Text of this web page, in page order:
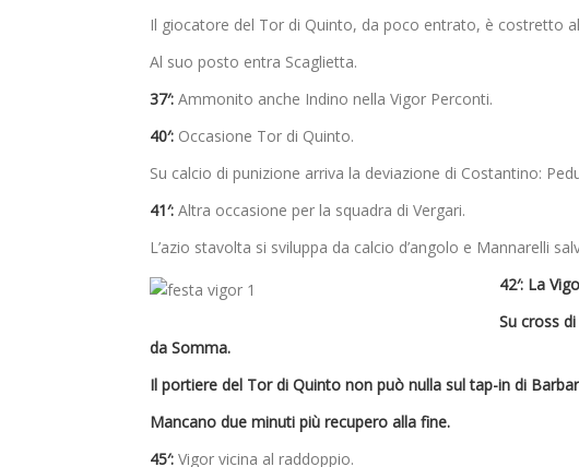
Il giocatore del Tor di Quinto, da poco entrato, è costretto
Al suo posto entra Scaglietta.
37′: Ammonito anche Indino nella Vigor Perconti.
40′: Occasione Tor di Quinto.
Su calcio di punizione arriva la deviazione di Costantino:
41′: Altra occasione per la squadra di Vergari.
L’azio stavolta si sviluppa da calcio d’angolo e Mannarelli
42′: La
Su cross
da Somma.
Il portiere del Tor di Quinto non può nulla sul tap-in di
Mancano due minuti più recupero alla fine.
45′: Vigor vicina al raddoppio.